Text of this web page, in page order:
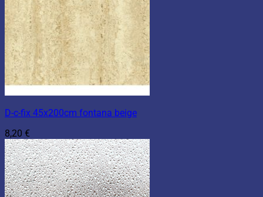
D-c-fix 45x200cm fontana beige
8,20 €